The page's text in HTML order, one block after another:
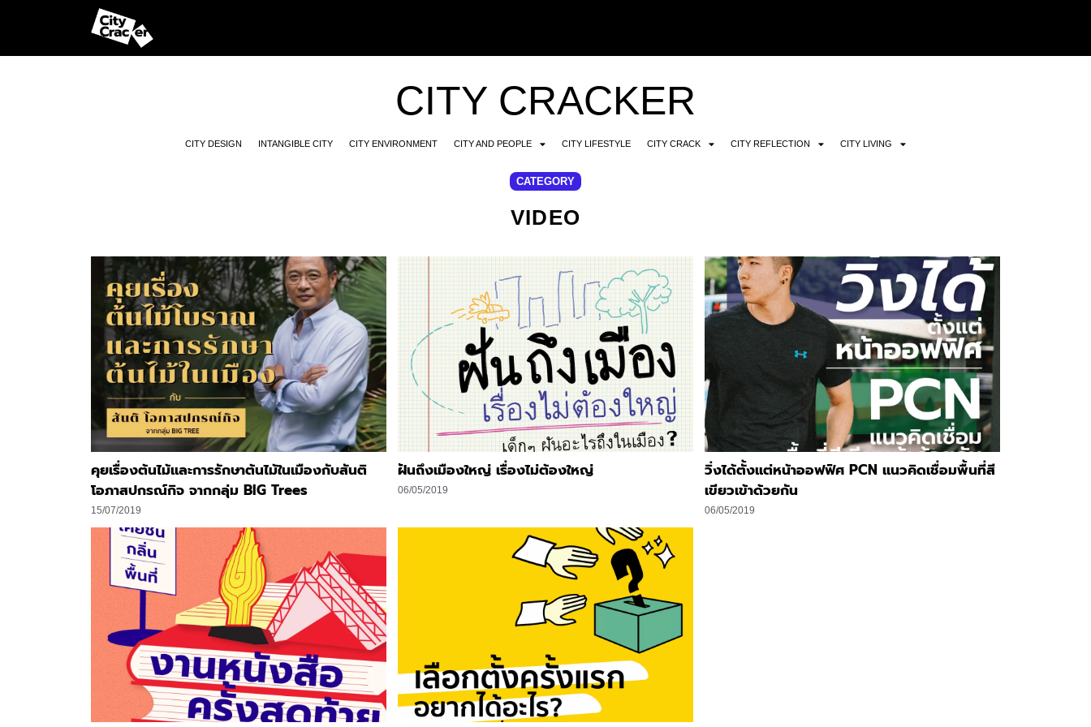
CITY CRACKER
CITY DESIGN INTANGIBLE CITY CITY ENVIRONMENT CITY AND PEOPLE CITY LIFESTYLE CITY CRACK CITY REFLECTION CITY LIVING
CATEGORY
VIDEO
คุยเรื่องต้นไม้และการรักษาต้นไม้ในเมืองกับสันติ
โอภาสปกรณ์กิจ จากกลุ่ม BIG Trees
15/07/2019
ฝันถึงเมืองใหญ่ เรื่องไม่ต้องใหญ่
06/05/2019
วิ่งได้ตั้งแต่หน้าออฟฟิศ PCN แนวคิดเชื่อมพื้นที่สี
เขียวเข้าด้วยกัน
06/05/2019